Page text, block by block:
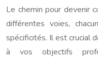
Le chemin pour devenir
différentes voies,
spécificités. Il est crucial
à vos objectifs